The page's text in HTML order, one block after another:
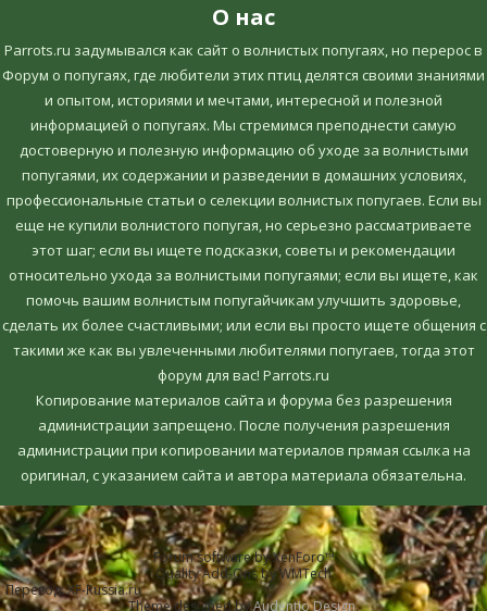
О нас
Parrots.ru задумывался как сайт о волнистых попугаях, но перерос в
Форум о попугаях, где любители этих птиц делятся своими знаниями
и опытом, историями и мечтами, интересной и полезной
информацией о попугаях. Мы стремимся преподнести самую
достоверную и полезную информацию об уходе за волнистыми
попугаями, их содержании и разведении в домашних условиях,
профессиональные статьи о селекции волнистых попугаев. Если вы
еще не купили волнистого попугая, но серьезно рассматриваете
этот шаг; если вы ищете подсказки, советы и рекомендации
относительно ухода за волнистыми попугаями; если вы ищете, как
помочь вашим волнистым попугайчикам улучшить здоровье,
сделать их более счастливыми; или если вы просто ищете общения с
такими же как вы увлеченными любителями попугаев, тогда этот
форум для вас! Parrots.ru
Копирование материалов сайта и форума без разрешения
администрации запрещено. После получения разрешения
администрации при копировании материалов прямая ссылка на
оригинал, c указанием сайта и автора материала обязательна.
Forum software by XenForo™
Quality Add-Ons by WMTech
Перевод:XF-Russia.ru
Theme designed byAudentio Design.